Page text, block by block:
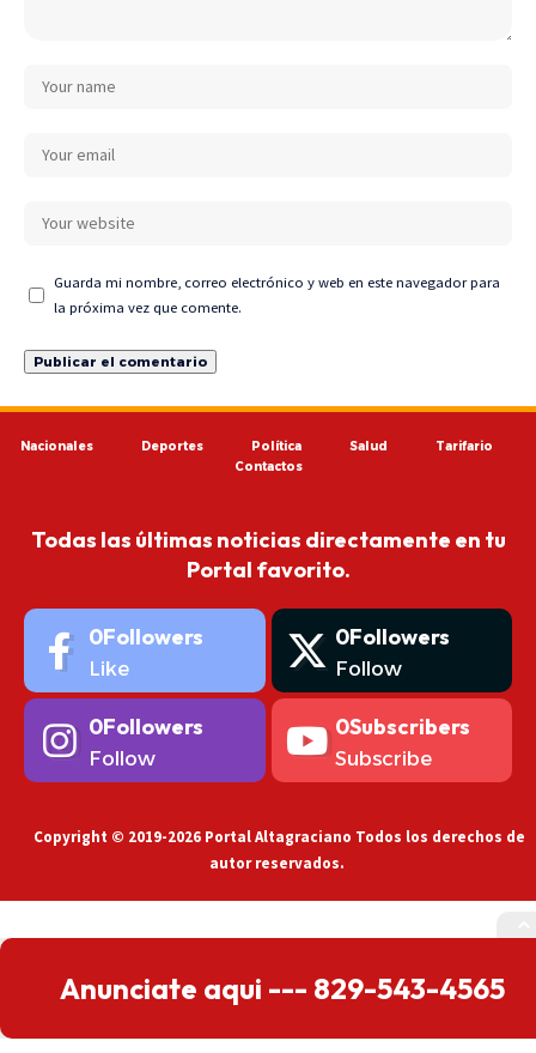
Guarda mi nombre, correo electrónico y web en este navegador para
la próxima vez que comente.
Nacionales Deportes Política Salud
Tarifario
Contactos
Todas las últimas noticias directamente en tu
Portal favorito.
0Followers
Like
0Followers
Follow
0Followers
Follow
0Subscribers
Subscribe
Copyright © 2019-2026 Portal Altagraciano Todos los derechos de
autor reservados.
Anunciate aqui --- 829-543-4565